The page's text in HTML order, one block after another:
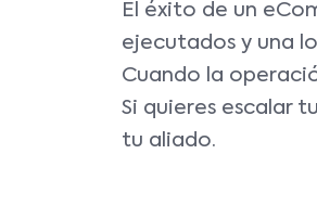
El éxito de un
ejecutados y una
Cuando la
Si quieres escalar
tu aliado.